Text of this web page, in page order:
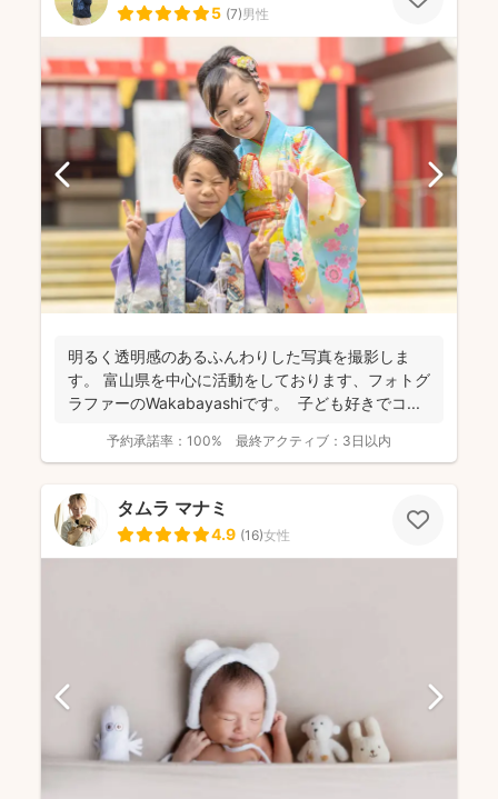
5 (7)男性
明るく透明感のあるふんわりした写真を撮影しま
す。 富山県を中心に活動をしております、フォトグ
ラファーのWakabayashiです。 子ども好きでコ...
予約承諾率： 100% 最終アクティブ： 3日以内
タムラ マナミ
4.9 (16)女性